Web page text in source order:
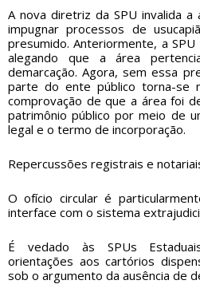
A nova diretriz da SPU invalida
impugnar processos de
presumido. Anteriormente, a
alegando que a área
demarcação. Agora, sem essa
parte do ente público torna-se
comprovação de que a área foi
patrimônio público por meio de
legal e o termo de incorporação.
Repercussões registrais e
O ofício circular é
interface com o sistema
É vedado às SPUs
orientações aos cartórios
sob o argumento da ausência de